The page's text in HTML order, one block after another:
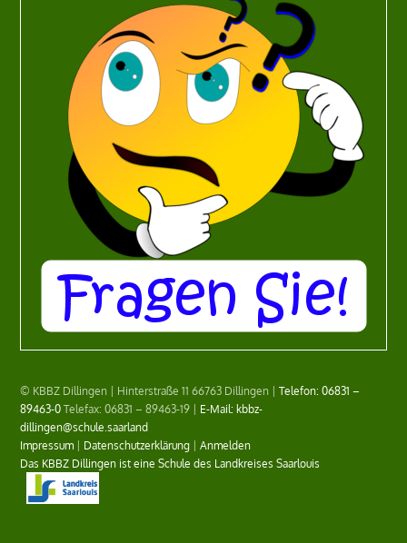
© KBBZ Dillingen | Hinterstraße 11 66763 Dillingen |Telefon: 06831 –
89463-0Telefax: 06831 – 89463-19 | E-Mail: kbbz-
dillingen@schule.saarland
Impressum | Datenschutzerklärung |Anmelden
Das KBBZ Dillingen ist eine Schule des Landkreises Saarlouis